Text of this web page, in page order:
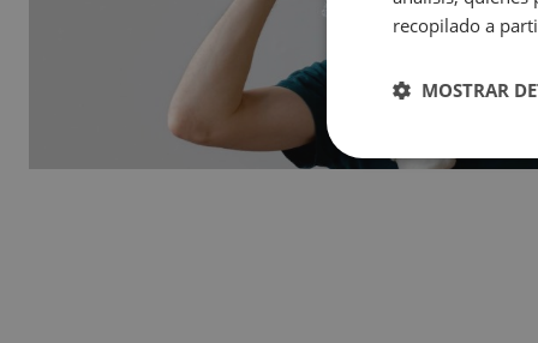
Magic Natura Animal & Waterpark Polynesian Lodge Resort
Hôtel Magic Rock Gardens
Hôtel Villa España
Hôtel Boutique Villa Venecia
Hôtel Villa del Mar
recopilado a
MOSTRAR